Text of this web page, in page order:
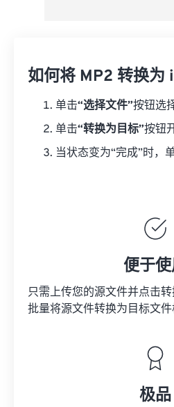
如何将 MP2 转换为
单击“选择文件”按钮选
单击“转换为目标”按钮
当状态变为“完成”时，
便于
只需上传您的源文件并点击
批量将源文件转换为目标文件
极品